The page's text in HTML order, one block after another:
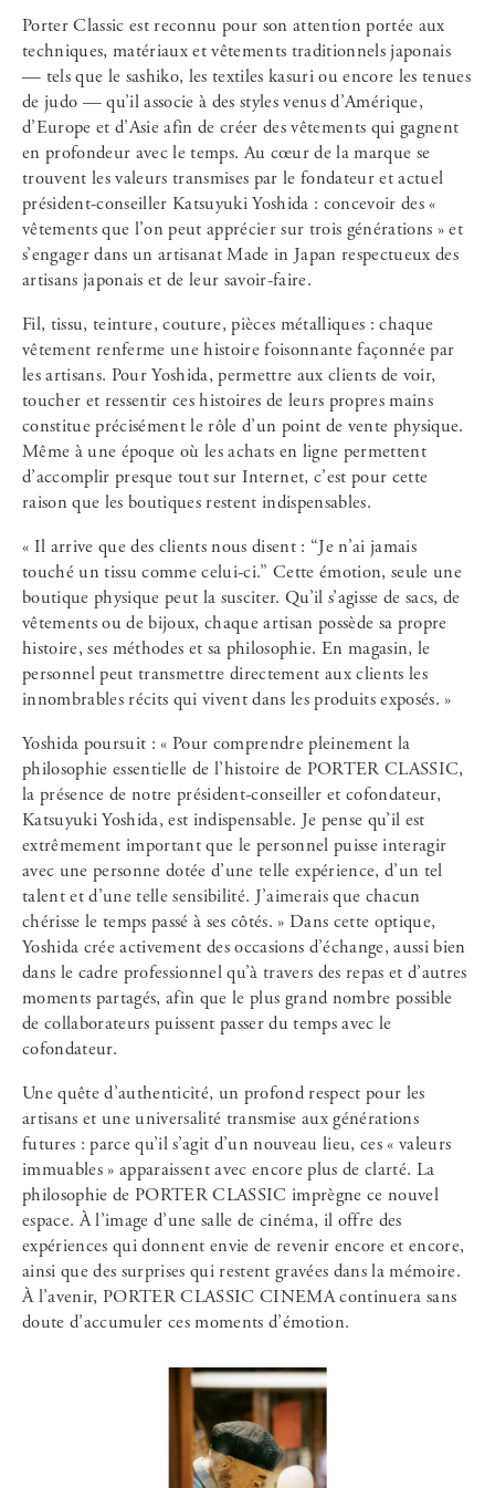
Porter Classic est reconnu pour son attention portée aux
techniques, matériaux et vêtements traditionnels japonais
— tels que le sashiko, les textiles kasuri ou encore les tenues
de judo — qu’il associe à des styles venus d’Amérique,
d’Europe et d’Asie afin de créer des vêtements qui gagnent
en profondeur avec le temps. Au cœur de la marque se
trouvent les valeurs transmises par le fondateur et actuel
président-conseiller Katsuyuki Yoshida : concevoir des «
vêtements que l’on peut apprécier sur trois générations » et
s’engager dans un artisanat Made in Japan respectueux des
artisans japonais et de leur savoir-faire.
Fil, tissu, teinture, couture, pièces métalliques : chaque
vêtement renferme une histoire foisonnante façonnée par
les artisans. Pour Yoshida, permettre aux clients de voir,
toucher et ressentir ces histoires de leurs propres mains
constitue précisément le rôle d’un point de vente physique.
Même à une époque où les achats en ligne permettent
d’accomplir presque tout sur Internet, c’est pour cette
raison que les boutiques restent indispensables.
« Il arrive que des clients nous disent : “Je n’ai jamais
touché un tissu comme celui-ci.” Cette émotion, seule une
boutique physique peut la susciter. Qu’il s’agisse de sacs, de
vêtements ou de bijoux, chaque artisan possède sa propre
histoire, ses méthodes et sa philosophie. En magasin, le
personnel peut transmettre directement aux clients les
innombrables récits qui vivent dans les produits exposés. »
Yoshida poursuit : « Pour comprendre pleinement la
philosophie essentielle de l’histoire de PORTER CLASSIC,
la présence de notre président-conseiller et cofondateur,
Katsuyuki Yoshida, est indispensable. Je pense qu’il est
extrêmement important que le personnel puisse interagir
avec une personne dotée d’une telle expérience, d’un tel
talent et d’une telle sensibilité. J’aimerais que chacun
chérisse le temps passé à ses côtés. » Dans cette optique,
Yoshida crée activement des occasions d’échange, aussi bien
dans le cadre professionnel qu’à travers des repas et d’autres
moments partagés, afin que le plus grand nombre possible
de collaborateurs puissent passer du temps avec le
cofondateur.
Une quête d’authenticité, un profond respect pour les
artisans et une universalité transmise aux générations
futures : parce qu’il s’agit d’un nouveau lieu, ces « valeurs
immuables » apparaissent avec encore plus de clarté. La
philosophie de PORTER CLASSIC imprègne ce nouvel
espace. À l’image d’une salle de cinéma, il offre des
expériences qui donnent envie de revenir encore et encore,
ainsi que des surprises qui restent gravées dans la mémoire.
À l’avenir, PORTER CLASSIC CINEMA continuera sans
doute d’accumuler ces moments d’émotion.